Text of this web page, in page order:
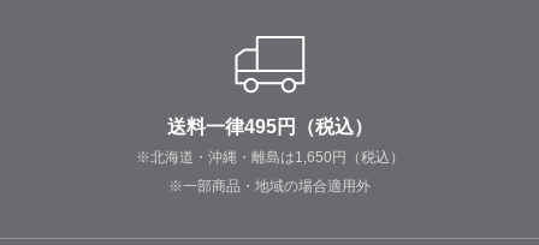
送料一律495円（税込）
※北海道・沖縄・離島は1,650円（税込）
※一部商品・地域の場合適用外